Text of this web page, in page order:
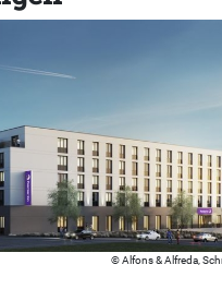
Alfons & Alfreda,